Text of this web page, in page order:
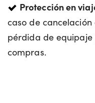
Protección en
caso de
pérdida de
compras.